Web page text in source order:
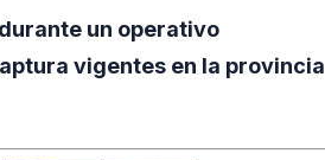
un operativo
vigentes en la provincia